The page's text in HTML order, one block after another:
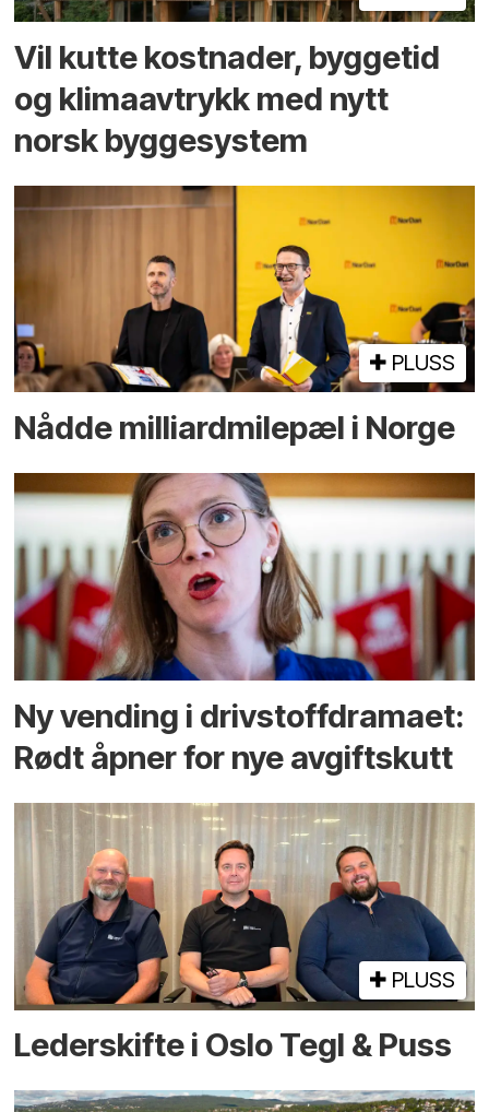
Vil kutte kostnader, byggetid
og klima­avtrykk med nytt
norsk bygge­system
PLUSS
Nådde milliard­­milepæl i Norge
Ny vending i drivstoffdramaet:
Rødt åpner for nye avgiftskutt
PLUSS
Lederskifte i Oslo Tegl & Puss